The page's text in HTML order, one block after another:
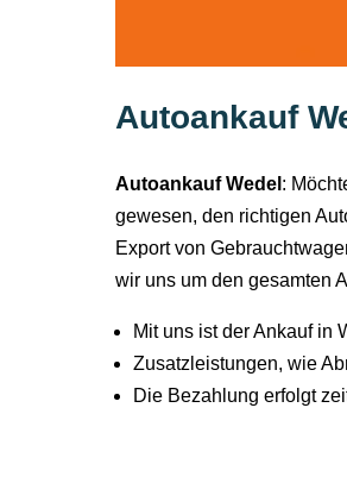
Autoankauf
Autoankauf Wedel :
gewesen, den richtigen
Export von
wir uns um den gesamten
Mit uns ist der Ankauf in
Zusatzleistungen, wie
Die Bezahlung erfolgt